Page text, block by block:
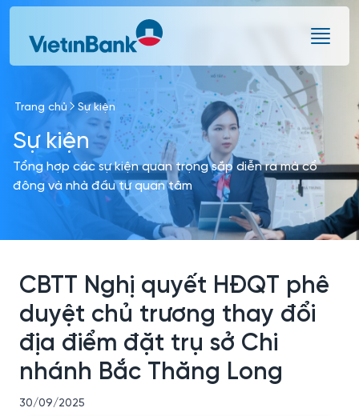
Skip to Main Content
Trang chủ Sự kiện
Sự kiện
Tổng hợp các sự kiện quan trọng sắp diễn ra mà cổ
đông và nhà đầu tư quan tâm
CBTT Nghị quyết HĐQT phê
duyệt chủ trương thay đổi
địa điểm đặt trụ sở Chi
nhánh Bắc Thăng Long
30/09/2025